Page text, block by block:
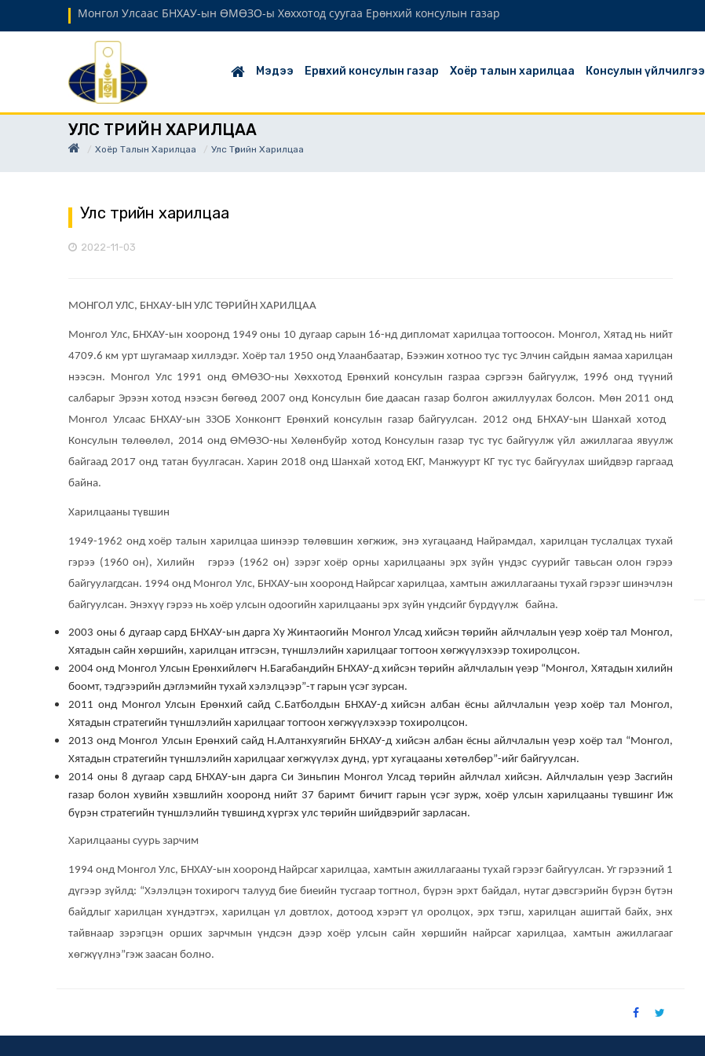
Монгол Улсаас БНХАУ-ын ӨМӨЗО-ы Хөххотод суугаа Ерөнхий консулын газар
Мэдээ Ерөнхий консулын газар Хоёр талын харилцаа Консулын үйлчилгээ
УЛС ТӨРИЙН ХАРИЛЦАА
Хоёр Талын Харилцаа Улс Төрийн Харилцаа
Улс төрийн харилцаа
2022-11-03
МОНГОЛ УЛС, БНХАУ-ЫН УЛС ТӨРИЙН ХАРИЛЦАА
Монгол Улс, БНХАУ-ын хооронд 1949 оны 10 дугаар сарын 16-нд дипломат харилцаа тогтоосон. Монгол, Хятад нь нийт
4709.6 км урт шугамаар хиллэдэг. Хоёр тал 1950 онд Улаанбаатар, Бээжин хотноо тус тус Элчин сайдын яамаа харилцан
нээсэн. Монгол Улс 1991 онд ӨМӨЗО-ны Хөххотод Ерөнхий консулын газраа сэргээн байгуулж, 1996 онд түүний
салбарыг Эрээн хотод нээсэн бөгөөд 2007 онд Консулын бие даасан газар болгон ажиллуулах болсон. Мөн 2011 онд
Монгол Улсаас БНХАУ-ын ЗЗОБ Хонконгт Ерөнхий консулын газар байгуулсан. 2012 онд БНХАУ-ын Шанхай хотод
Консулын төлөөлөл, 2014 онд ӨМӨЗО-ны Хөлөнбуйр хотод Консулын газар тус тус байгуулж үйл ажиллагаа явуулж
байгаад 2017 онд татан буулгасан. Харин 2018 онд Шанхай хотод ЕКГ, Манжуурт КГ тус тус байгуулах шийдвэр гаргаад
байна.
Харилцааны түвшин
1949-1962 онд хоёр талын харилцаа шинээр төлөвшин хөгжиж, энэ хугацаанд Найрамдал, харилцан туслалцах тухай
гэрээ (1960 он), Хилийн гэрээ (1962 он) зэрэг хоёр орны харилцааны эрх зүйн үндэс суурийг тавьсан олон гэрээ
байгуулагдсан. 1994 онд Монгол Улс, БНХАУ-ын хооронд Найрсаг харилцаа, хамтын ажиллагааны тухай гэрээг шинэчлэн
байгуулсан. Энэхүү гэрээ нь хоёр улсын одоогийн харилцааны эрх зүйн үндсийг бүрдүүлж байна.
2003 оны 6 дугаар сард БНХАУ-ын дарга Ху Жинтаогийн Монгол Улсад хийсэн төрийн айлчлалын үеэр хоёр тал Монгол,
Хятадын сайн хөршийн, харилцан итгэсэн, түншлэлийн харилцааг тогтоон хөгжүүлэхээр тохиролцсон.
2004 онд Монгол Улсын Ерөнхийлөгч Н.Багабандийн БНХАУ-д хийсэн төрийн айлчлалын үеэр “Монгол, Хятадын хилийн
боомт, тэдгээрийн дэглэмийн тухай хэлэлцээр”-т гарын үсэг зурсан.
2011 онд Монгол Улсын Ерөнхий сайд С.Батболдын БНХАУ-д хийсэн албан ёсны айлчлалын үеэр хоёр тал Монгол,
Хятадын стратегийн түншлэлийн харилцааг тогтоон хөгжүүлэхээр тохиролцсон.
2013 онд Монгол Улсын Ерөнхий сайд Н.Алтанхуягийн БНХАУ-д хийсэн албан ёсны айлчлалын үеэр хоёр тал “Монгол,
Хятадын стратегийн түншлэлийн харилцааг хөгжүүлэх дунд, урт хугацааны хөтөлбөр”-ийг байгуулсан.
2014 оны 8 дугаар сард БНХАУ-ын дарга Си Зиньпин Монгол Улсад төрийн айлчлал хийсэн. Айлчлалын үеэр Засгийн
газар болон хувийн хэвшлийн хооронд нийт 37 баримт бичигт гарын үсэг зурж, хоёр улсын харилцааны түвшинг Иж
бүрэн стратегийн түншлэлийн түвшинд хүргэх улс төрийн шийдвэрийг зарласан.
Харилцааны суурь зарчим
1994 онд Монгол Улс, БНХАУ-ын хооронд Найрсаг харилцаа, хамтын ажиллагааны тухай гэрээг байгуулсан. Уг гэрээний 1
дүгээр зүйлд: “Хэлэлцэн тохирогч талууд бие биеийн тусгаар тогтнол, бүрэн эрхт байдал, нутаг дэвсгэрийн бүрэн бүтэн
байдлыг харилцан хүндэтгэх, харилцан үл довтлох, дотоод хэрэгт үл оролцох, эрх тэгш, харилцан ашигтай байх, энх
тайвнаар зэрэгцэн орших зарчмын үндсэн дээр хоёр улсын сайн хөршийн найрсаг харилцаа, хамтын ажиллагааг
хөгжүүлнэ”гэж заасан болно.